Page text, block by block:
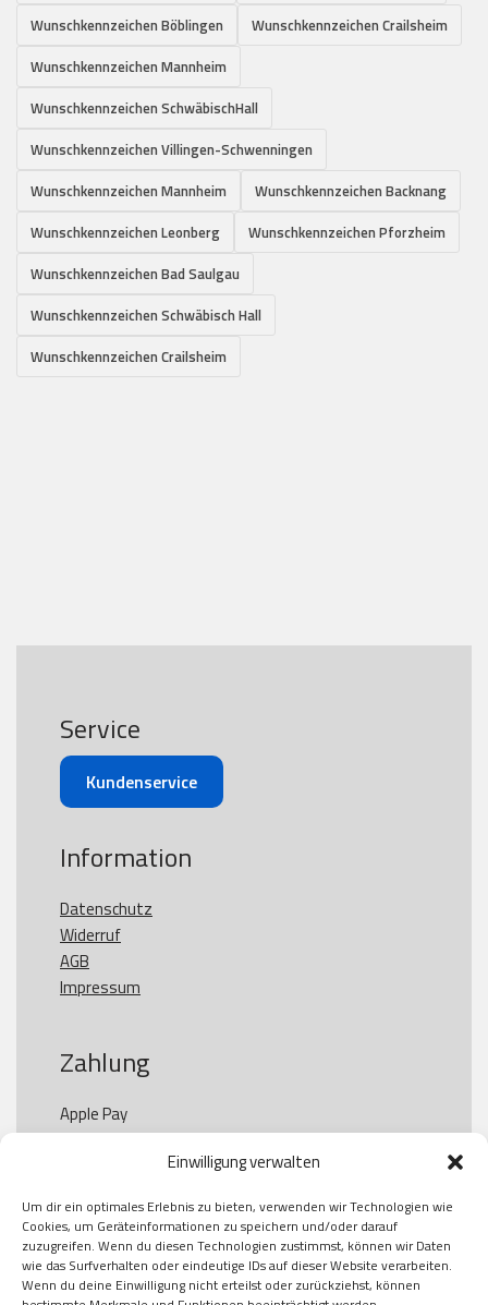
Einwilligung verwalten
Um dir ein optimales Erlebnis zu bieten, verwenden wir Technologien wie
Cookies, um Geräteinformationen zu speichern und/oder darauf
zuzugreifen. Wenn du diesen Technologien zustimmst, können wir Daten
wie das Surfverhalten oder eindeutige IDs auf dieser Website verarbeiten.
Wenn du deine Einwilligung nicht erteilst oder zurückziehst, können
Wunschkennzeichen Böblingen
Wunschkennzeichen Crailsheim
Wunschkennzeichen Mannheim
Wunschkennzeichen SchwäbischHall
Wunschkennzeichen Villingen-Schwenningen
Wunschkennzeichen Mannheim
Wunschkennzeichen Backnang
Wunschkennzeichen Leonberg
Wunschkennzeichen Pforzheim
Wunschkennzeichen Bad Saulgau
Wunschkennzeichen Schwäbisch Hall
Wunschkennzeichen Crailsheim
Service
Kundenservice
Information
Datenschutz
Widerruf
AGB
Impressum
Zahlung
Apple Pay
Paypal
Kauf auf Rechung
Klarna
American Express